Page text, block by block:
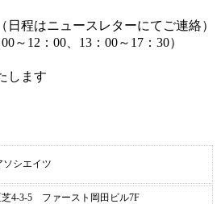
日程はニュースレターにてご連絡）
～12：00、13：00～17：30）
します
ソシエイツ
4-3-5 ファースト岡田ビル7F